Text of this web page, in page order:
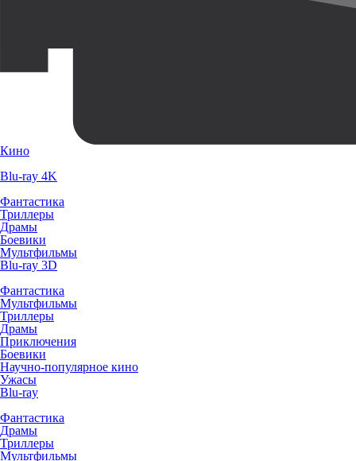
Кино
Blu-ray 4K
Фантастика
Триллеры
Драмы
Боевики
Мультфильмы
Blu-ray 3D
Фантастика
Мультфильмы
Триллеры
Драмы
Приключения
Боевики
Научно-популярное кино
Ужасы
Blu-ray
Фантастика
Драмы
Триллеры
Мультфильмы